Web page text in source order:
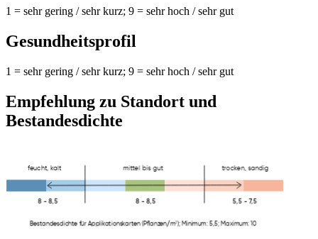
1 = sehr gering / sehr kurz; 9 = sehr hoch / sehr gut
Gesundheitsprofil
1 = sehr gering / sehr kurz; 9 = sehr hoch / sehr gut
Empfehlung zu Standort und
Bestandesdichte